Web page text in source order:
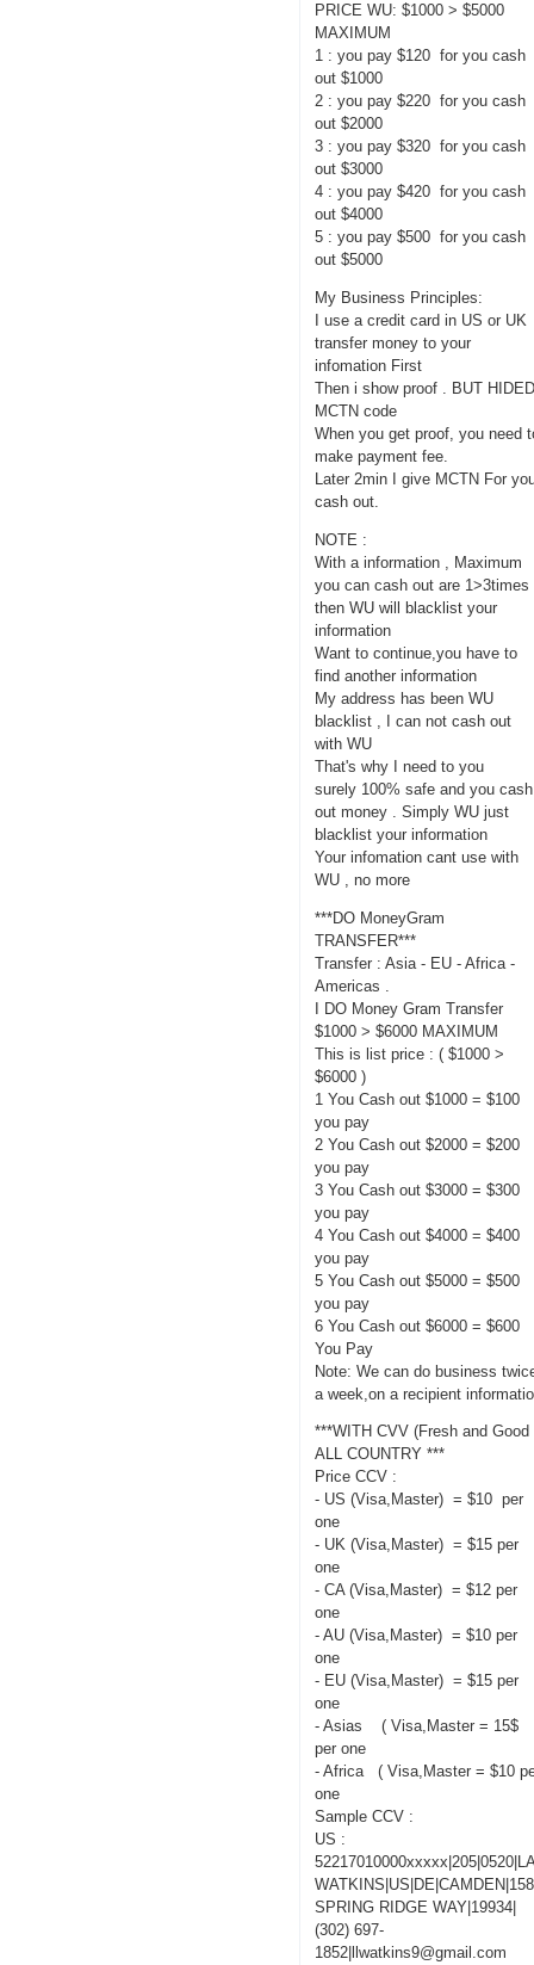
PRICE WU: $1000 > $5000
MAXIMUM
1 : you pay $120 for you cash
out $1000
2 : you pay $220 for you cash
out $2000
3 : you pay $320 for you cash
out $3000
4 : you pay $420 for you cash
out $4000
5 : you pay $500 for you cash
out $5000
My Business Principles:
I use a credit card in US or UK
transfer money to your
infomation First
Then i show proof . BUT
MCTN code
When you get proof, you need
make payment fee.
Later 2min I give MCTN For
cash out.
NOTE :
With a information , Maximum
you can cash out are 1>3times
then WU will blacklist your
information
Want to continue,you have to
find another information
My address has been WU
blacklist , I can not cash out
with WU
That's why I need to you
surely 100% safe and you cash
out money . Simply WU just
blacklist your information
Your infomation cant use with
WU , no more
***DO MoneyGram
TRANSFER***
Transfer : Asia - EU - Africa -
Americas .
I DO Money Gram Transfer
$1000 > $6000 MAXIMUM
This is list price : ( $1000 >
$6000 )
1 You Cash out $1000 = $100
you pay
2 You Cash out $2000 = $200
you pay
3 You Cash out $3000 = $300
you pay
4 You Cash out $4000 = $400
you pay
5 You Cash out $5000 = $500
you pay
6 You Cash out $6000 = $600
You Pay
Note: We can do business
a week,on a recipient
***WITH CVV (Fresh and Good
ALL COUNTRY ***
Price CCV :
- US (Visa,Master) = $10 per
one
- UK (Visa,Master) = $15 per
one
- CA (Visa,Master) = $12 per
one
- AU (Visa,Master) = $10 per
one
- EU (Visa,Master) = $15 per
one
- Asias ( Visa,Master = 15$
per one
- Africa ( Visa,Master = $10
one
Sample CCV :
US :
WATKINS|US|DE|CAMDEN|158
SPRING RIDGE WAY|19934|
(302) 697-
1852|llwatkins9@gmail.com